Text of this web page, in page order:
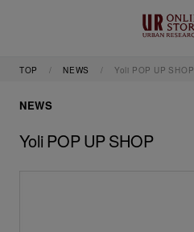
TOP NEWS Yoli POP UP SHOP
NEWS
Yoli POP UP SHOP